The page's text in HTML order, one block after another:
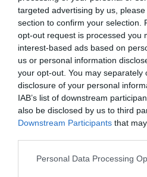
targeted advertising by us,
section to confirm your selection.
opt-out request is processed you
interest-based ads based on
us or personal information
your opt-out. You may separately
disclosure of your personal
IAB’s list of downstream
also be disclosed by us to third
Downstream Participants that
Personal Data Processing
Παρακάτω μπορείτε να